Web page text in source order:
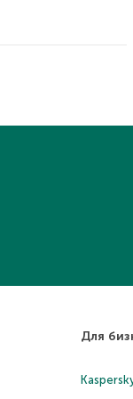
Для